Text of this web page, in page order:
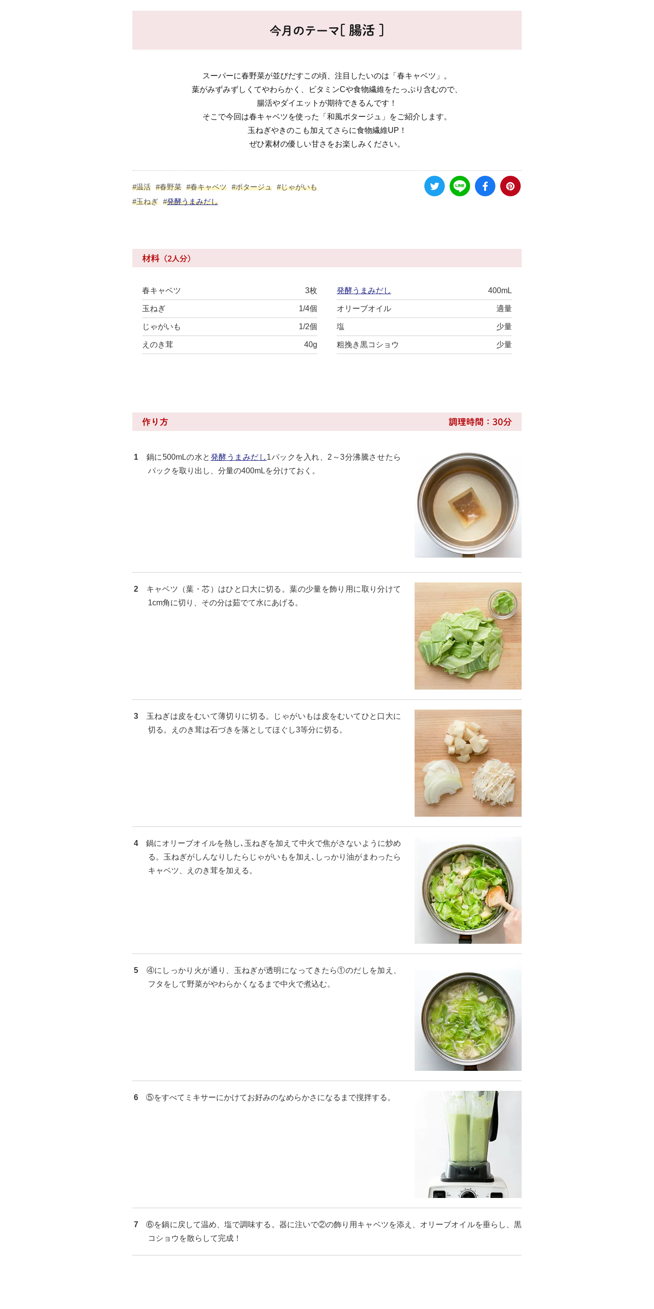
今月のテーマ [ 腸活 ]
スーパーに春野菜が並びだすこの頃、注目したいのは「春キャベツ」。
葉がみずみずしくてやわらかく、ビタミンCや食物繊維をたっぷり含むので、
腸活やダイエットが期待できるんです！
そこで今回は春キャベツを使った「和風ポタージュ」をご紹介します。
玉ねぎやきのこも加えてさらに食物繊維UP！
ぜひ素材の優しい甘さをお楽しみください。
#温活 #春野菜 #春キャベツ #ポタージュ #じゃがいも
#玉ねぎ #発酵うまみだし
材料 （2人分）
春キャベツ 3枚
玉ねぎ 1/4個
じゃがいも 1/2個
えのき茸 40g
発酵うまみだし 400mL
オリーブオイル 適量
塩 少量
粗挽き黒コショウ 少量
作り方 調理時間：30分
1 鍋に500mLの水と 発酵うまみだし1パックを入れ、2～3分沸騰させたら
パックを取り出し、分量の400mLを分けておく。
2
キャベツ（葉・芯）はひと口大に切る。葉の少量を飾り用に取り分けて
1cm角に切り、その分は茹でて水にあげる。
3
玉ねぎは皮をむいて薄切りに切る。じゃがいもは皮をむいてひと口大に
切る。えのき茸は石づきを落としてほぐし3等分に切る。
4
鍋にオリーブオイルを熱し､玉ねぎを加えて中火で焦がさないように炒め
る。玉ねぎがしんなりしたらじゃがいもを加え､しっかり油がまわったら
キャベツ、えのき茸を加える。
5
④にしっかり火が通り、玉ねぎが透明になってきたら①のだしを加え、
フタをして野菜がやわらかくなるまで中火で煮込む。
6 ⑤をすべてミキサーにかけてお好みのなめらかさになるまで撹拌する。
7
⑥を鍋に戻して温め、塩で調味する。器に注いで②の飾り用キャベツを添え、オリーブオイルを垂らし、黒
コショウを散らして完成！